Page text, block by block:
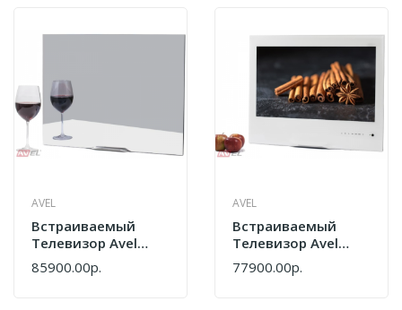
AVEL
Встраиваемый
Телевизор Avel
AVS240KSFM
85900.00р.
AVEL
Встраиваемый
Телевизор Avel
AVS240KSWF
77900.00р.